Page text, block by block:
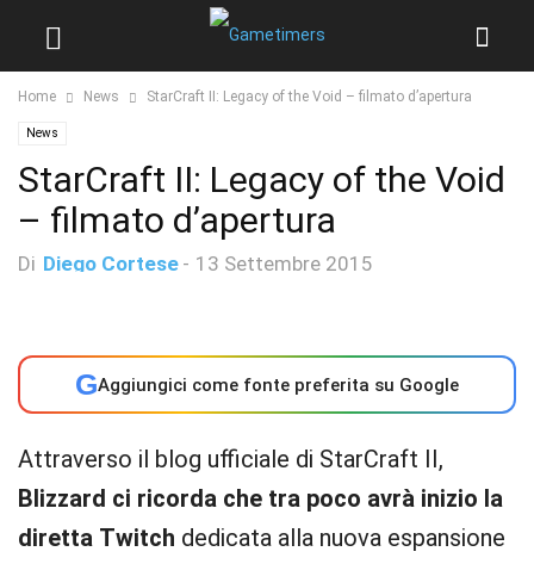
Home News StarCraft II: Legacy of the Void – filmato d’apertura
News
StarCraft II: Legacy of the Void
– filmato d’apertura
Di Diego Cortese - 13 Settembre 2015
GAggiungici come fonte preferita su Google
Attraverso il blog ufficiale di StarCraft II,
Blizzard ci ricorda che tra poco avrà inizio la
diretta Twitch dedicata alla nuova espansione